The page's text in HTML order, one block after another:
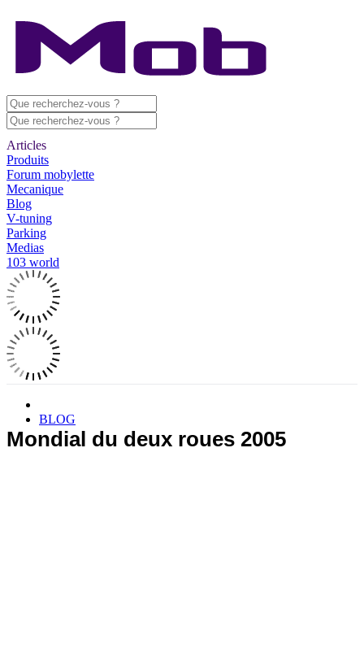
Articles
Produits
Forum mobylette
Mecanique
Blog
V-tuning
Parking
Medias
103 world
BLOG
Mondial du deux roues 2005